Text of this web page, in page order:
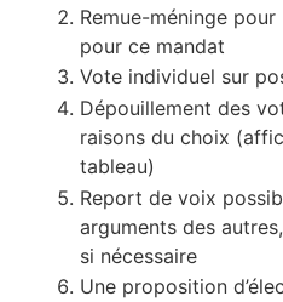
Remue-méninge
pour ce mandat
Vote individuel sur
Dépouillement des
raisons du choix
tableau)
Report de voix
arguments des
si nécessaire
Une proposition